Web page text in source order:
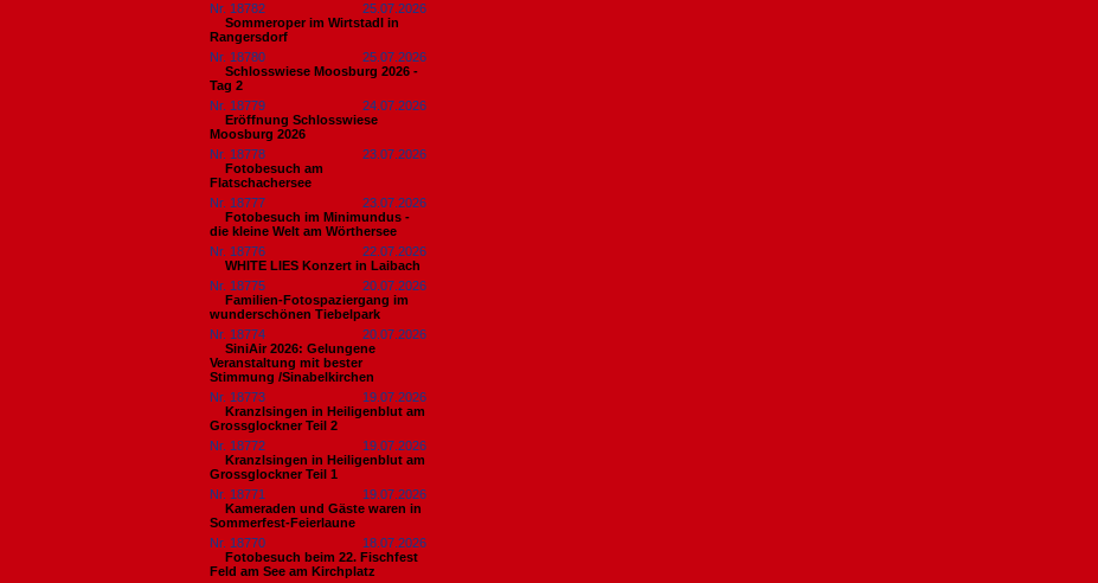
Nr. 18782
25.07.2026
Sommeroper im Wirtstadl in
Rangersdorf
Nr. 18780
25.07.2026
Schlosswiese Moosburg 2026 -
Tag 2
Nr. 18779
24.07.2026
Eröffnung Schlosswiese
Moosburg 2026
Nr. 18778
23.07.2026
Fotobesuch am
Flatschachersee
Nr. 18777
23.07.2026
Fotobesuch im Minimundus -
die kleine Welt am Wörthersee
Nr. 18776
22.07.2026
WHITE LIES Konzert in Laibach
Nr. 18775
20.07.2026
Familien-Fotospaziergang im
wunderschönen Tiebelpark
Nr. 18774
20.07.2026
SiniAir 2026: Gelungene
Veranstaltung mit bester
Stimmung /Sinabelkirchen
Nr. 18773
19.07.2026
Kranzlsingen in Heiligenblut am
Grossglockner Teil 2
Nr. 18772
19.07.2026
Kranzlsingen in Heiligenblut am
Grossglockner Teil 1
Nr. 18771
19.07.2026
Kameraden und Gäste waren in
Sommerfest-Feierlaune
Nr. 18770
18.07.2026
Fotobesuch beim 22. Fischfest
Feld am See am Kirchplatz